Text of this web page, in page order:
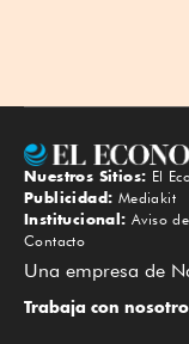
Nuestros Sitios: El
Publicidad: Mediakit
Institucional: Aviso
Contacto
Una empresa de
Trabaja con